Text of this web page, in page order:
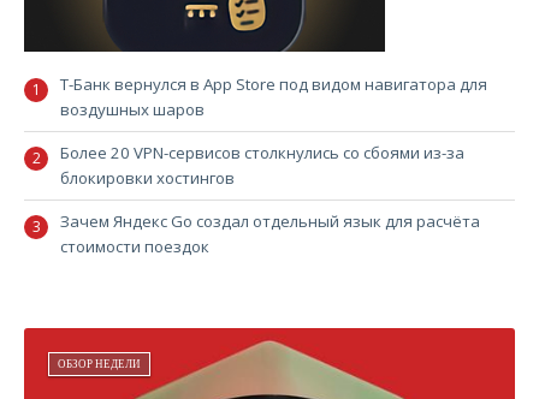
Т-Банк вернулся в App Store под видом навигатора для
воздушных шаров
Более 20 VPN-сервисов столкнулись со сбоями из-за
блокировки хостингов
Зачем Яндекс Go создал отдельный язык для расчёта
стоимости поездок
ОБЗОР НЕДЕЛИ